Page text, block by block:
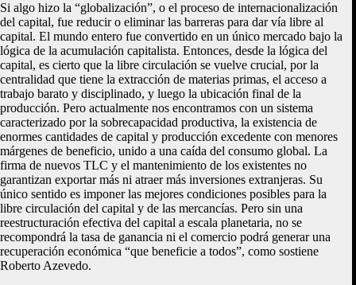
Si algo hizo la “globalización”, o el proceso de internacionalización
del capital, fue reducir o eliminar las barreras para dar vía libre al
capital. El mundo entero fue convertido en un único mercado bajo la
lógica de la acumulación capitalista. Entonces, desde la lógica del
capital, es cierto que la libre circulación se vuelve crucial, por la
centralidad que tiene la extracción de materias primas, el acceso a
trabajo barato y disciplinado, y luego la ubicación final de la
producción. Pero actualmente nos encontramos con un sistema
caracterizado por la sobrecapacidad productiva, la existencia de
enormes cantidades de capital y producción excedente con menores
márgenes de beneficio, unido a una caída del consumo global. La
firma de nuevos TLC y el mantenimiento de los existentes no
garantizan exportar más ni atraer más inversiones extranjeras. Su
único sentido es imponer las mejores condiciones posibles para la
libre circulación del capital y de las mercancías. Pero sin una
reestructuración efectiva del capital a escala planetaria, no se
recompondrá la tasa de ganancia ni el comercio podrá generar una
recuperación económica “que beneficie a todos”, como sostiene
Roberto Azevedo.